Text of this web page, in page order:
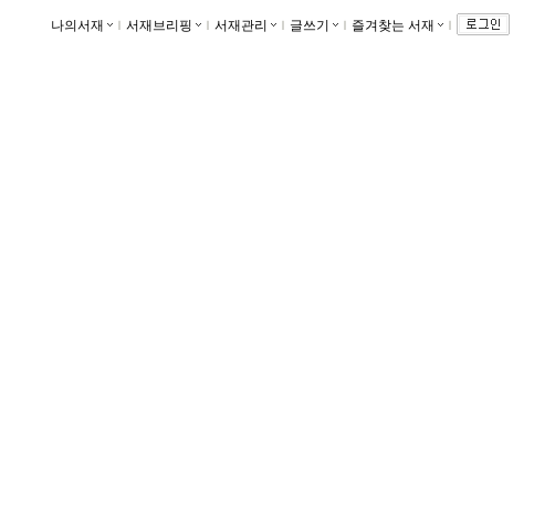
나의서재 ｌ 서재브리핑 ｌ 서재관리 ｌ 글쓰기 ｌ 즐겨찾는 서재 ｌ